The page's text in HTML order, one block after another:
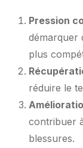
Pression
démarquer
plus
réduire le
contribuer
blessures.